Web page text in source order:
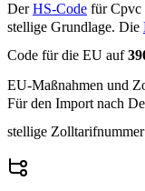
DerHS-Code für Cpvc
stellige Grundlage. Die
Code für die EU auf
EU-Maßnahmen und
Für den Import nach
stellige